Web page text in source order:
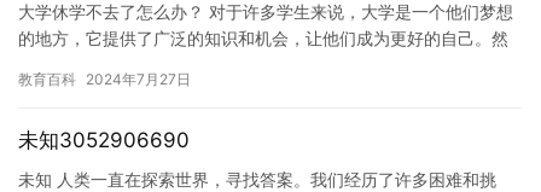
大学休学不去了怎么办？ 对于许多学生来说，大学是一个他们梦想
的地方，它提供了广泛的知识和机会，让他们成为更好的自己。然
紧急…
教育百科 2024年7月27日
未知3052906690
未知 人类一直在探索世界，寻找答案。我们经历了许多困难和挑